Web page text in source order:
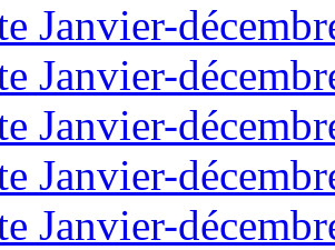
Janvier-
Janvier-
Janvier-
Janvier-
Janvier-